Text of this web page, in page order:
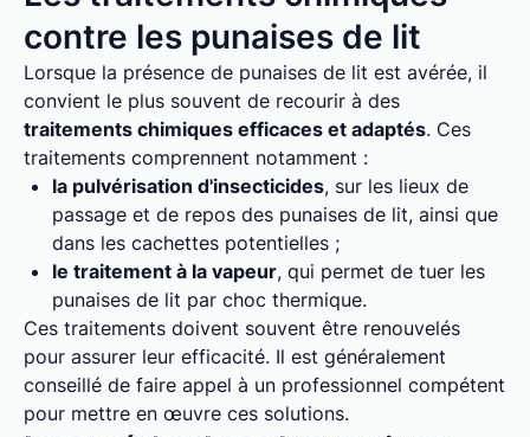
contre les punaises de lit
Lorsque la présence de punaises de lit est avérée, il
convient le plus souvent de recourir à des
traitements chimiques efficaces et adaptés. Ces
traitements comprennent notamment :
la pulvérisation d'insecticides, sur les lieux de
passage et de repos des punaises de lit, ainsi que
dans les cachettes potentielles ;
le traitement à la vapeur, qui permet de tuer les
punaises de lit par choc thermique.
Ces traitements doivent souvent être renouvelés
pour assurer leur efficacité. Il est généralement
conseillé de faire appel à un professionnel compétent
pour mettre en œuvre ces solutions.